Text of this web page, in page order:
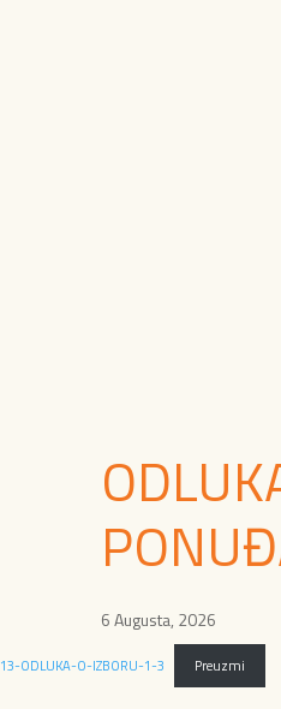
6 Augusta, 2026
13-ODLUKA-O-IZBORU-1-3 Preuzmi